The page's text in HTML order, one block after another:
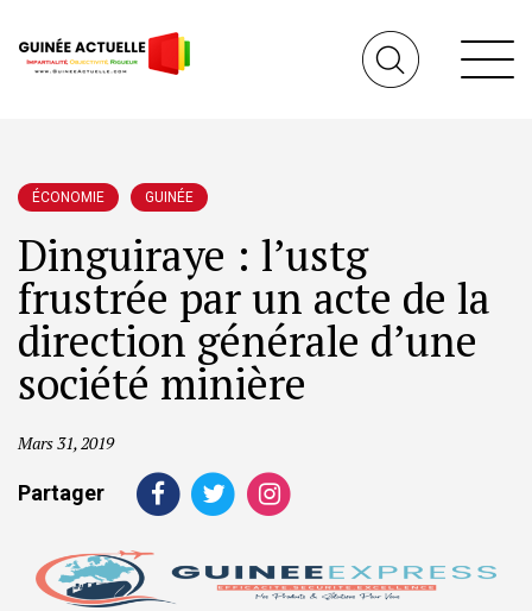
ÉCONOMIE GUINÉE
Dinguiraye : l’ustg
frustrée par un acte de la
direction générale d’une
société minière
Mars 31, 2019
Partager